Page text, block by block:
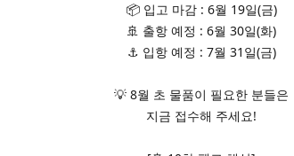
📦 입고 마감 : 6월 19일(금)
🚢 출항 예정 : 6월 30일(화)
⚓ 입항 예정 : 7월 31일(금)
💡 8월 초 물품이 필요한 분들은
지금 접수해 주세요!